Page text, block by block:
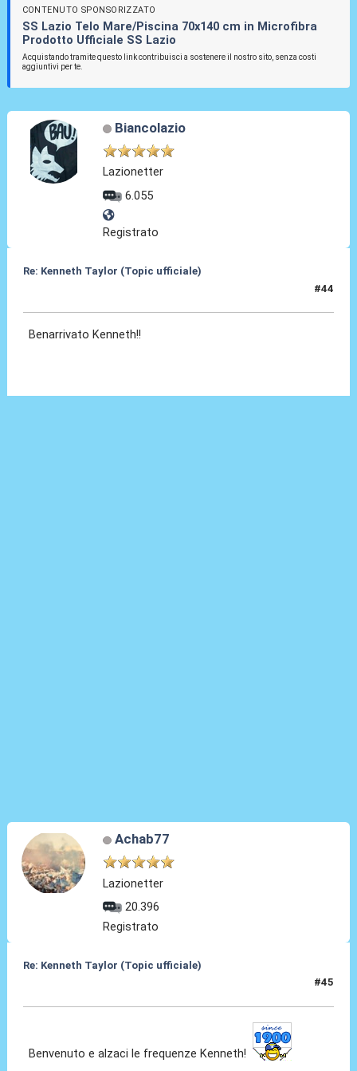
CONTENUTO SPONSORIZZATO
SS Lazio Telo Mare/Piscina 70x140 cm in Microfibra
Prodotto Ufficiale SS Lazio
Acquistando tramite questo link contribuisci a sostenere il nostro sito, senza costi
aggiuntivi per te.
Biancolazio
Lazionetter
6.055
Registrato
Re: Kenneth Taylor (Topic ufficiale)
#44
Benarrivato Kenneth!!
Achab77
Lazionetter
20.396
Registrato
Re: Kenneth Taylor (Topic ufficiale)
#45
Benvenuto e alzaci le frequenze Kenneth!